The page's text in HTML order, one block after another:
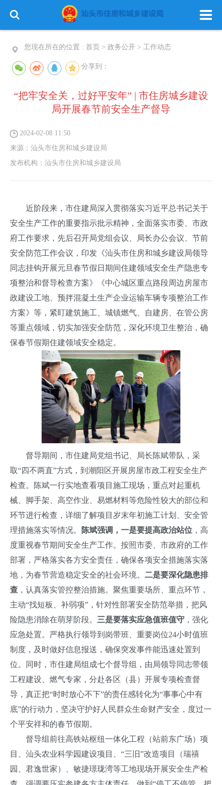
您现在所在的位置 : 首页 > 政务公开 > 工作动态
分享到：
“把牢安全关，过好平安年” | 市住房城乡建设
局开展春节前安全生产督导
2024-02-08 11:50
来源： 汕头市住房和城乡建设局
发布机构： 汕头市住房和城乡建设局
近阶段来，市住建局深入贯彻落实习近平总书记关于
安全生产工作的重要指示批示精神，全面落实市委、市政
府工作要求，先后召开局党组会议、局长办公会议、节前
安全防范工作会议，印发《汕头市住房和城乡建设局领导
同志挂钩开展元旦春节假日期间住建领域安全生产隐患专
项整治和督导检查方案》《中心城区重点路段周边房屋市
政建设工地、预拌混凝土生产企业运输车辆专项整治工作
方案》等，紧盯建筑施工、城镇燃气、自建房、在管公房
等重点领域，切实加强安全防范，深化环境卫生整治，确
保春节假期住建领域安全稳定。
督导期间，市住建局党组书记、局长陈斌带队，采
取“四不两直”方式，到潮阳区开展房屋市政工程安全生产
检查。陈斌一行实地查看项目施工现场，重点对起重机
械、脚手架、高空作业、易燃材料等危险性较大的部位和
环节进行检查，详细了解项目岁末年初施工计划、安全管
理措施落实等情况。
陈斌强调，一是要提高政治站位 ，高
度重视春节期间安全生产工作。按照市委、市政府的工作
部署，严格落实各方安全责任，确保各项安全措施落实落
地，为春节营造稳定安全的社会环境。 二是要深化隐患排
查 ，认真落实管控整治措施。聚焦重要场所、重点环节，
主动“找短板、补弱项”，针对性部署安全防范举措，把风
险隐患消除在萌芽阶段。 三是要落实应急值班值守 ，强化
应急处置。严格执行领导到岗带班、重要岗位24小时值班
制度，及时做好信息报送，确保突发事件能迅速处置到
位。
同时，市住建局组成七个督导组，由局领导同志带领
工程建设、燃气专家，分赴各区（县）开展专项检查督
导，真正把“时时放心不下”的责任感转化为“事事心中有
底”的行动力，坚决守护好人民群众生命财产安全，度过一
个平安祥和的春节假期。
督导组前往高铁站枢纽一体化工程（站前东广场）项
目、汕头农业科学园建设项目、“三旧”改造项目（瑞禧
园、君逸世家）、敏捷璟珑湾等工地现场开展安全生产检